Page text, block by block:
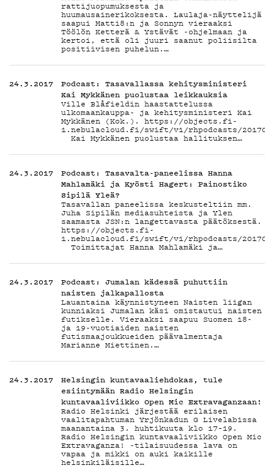
KIRJAUDU SISÄÄN
rattijuopumuksesta ja
huumausainerikoksesta. Laulaja-näyttelijä
saapui Matti8:n ja Sonnyn vieraaksi
Töölön Ketterä & Ystävät -ohjelmaan ja
kertoi, että oli juuri saanut poliisilta
positiivisen puhelun.…
24.3.2017
Podcast: Tasavallassa kehitysministeri
Kai Mykkänen puolustaa leikkauksia
Ville Blåfieldin haastattelussa
ulkomaankauppa- ja kehitysministeri Kai
Mykkänen (Kok.). https://objects.fi-
1.nebulacloud.fi/swift/v1/rhpodcasts/
Kai Mykkänen puolustaa hallituksen…
24.3.2017
Podcast: Tasavalta-paneelissa Hanna
Mahlamäki ja Kyösti Hagert: Painostiko
Sipilä Yleä?
Tasavallan paneelissa keskusteltiin mm.
Juha Sipilän mediasuhteista ja Ylen
saamasta JSN:n langettavasta päätöksestä.
https://objects.fi-
1.nebulacloud.fi/swift/v1/rhpodcasts/
Toimittajat Hanna Mahlamäki ja…
24.3.2017
Podcast: Jumalan kädessä puhuttiin
naisten jalkapallosta
Lauantaina käynnistyneen Naisten liigan
kunniaksi Jumalan käsi omistautui naisten
futikselle. Vieraaksi saapuu Suomen 18-
ja 19-vuotiaiden naisten
futismaajoukkueiden päävalmentaja
Marianne Miettinen.…
24.3.2017
Helsingin kuntavaaliehdokas, tule
esiintymään Radio Helsingin
kuntavaaliviikko Open Mic Extravaganzaan!
Radio Helsinki järjestää erilaisen
vaalitapahtuman Yrjönkadun G Livelabissa
maanantaina 3. huhtikuuta klo 17–19.
Radio Helsingin kuntavaaliviikko Open Mic
Extravaganza! -tilaisuudessa lava on
vapaa ja mikki on auki kaikille
helsinkiläisille…